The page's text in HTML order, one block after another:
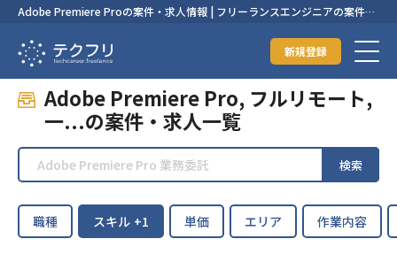
Adobe Premiere Proの案件・求人情報 | フリーランスエンジニアの案件・
新規登録
Adobe Premiere Pro, フルリモート,
一...の案件・求人一覧
検索
職種 スキル +1 単価 エリア 作業内容